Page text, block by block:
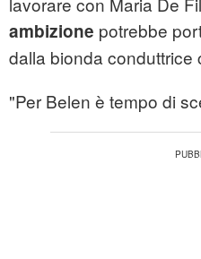
ambizione potrebbe
dalla bionda conduttrice
"Per Belen è tempo di